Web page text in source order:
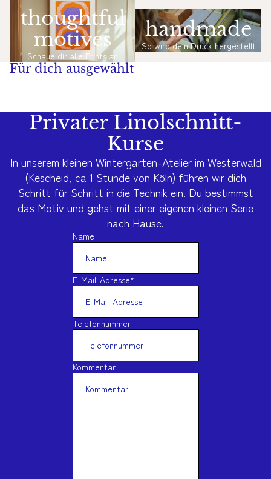
thoughtful
motives
Schaue dir alle Prints an
handmade
So wird dein Druck hergestellt
Für dich ausgewählt
Privater Linolschnitt-
Kurse
In unserem kleinen Wintergarten-Atelier im Westerwald
(Kescheid, ca 1 Stunde von Köln) führen wir dich
Schritt für Schritt in die Technik ein. Du bestimmst
das Motiv und gehst mit einer eigenen kleinen Serie
nach Hause.
Name
E-Mail-Adresse*
Telefonnummer
Kommentar